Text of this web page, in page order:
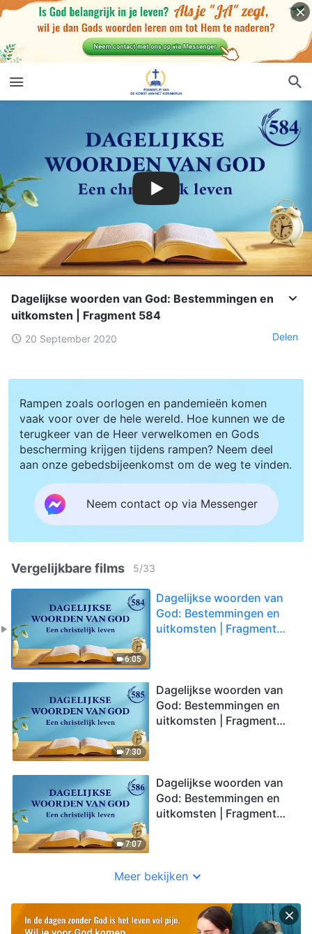
Dagelijkse woorden van God: Bestemmingen en
uitkomsten | Fragment 584
20 September 2020 Delen
Rampen zoals oorlogen en pandemieën komen
vaak voor over de hele wereld. Hoe kunnen we de
terugkeer van de Heer verwelkomen en Gods
bescherming krijgen tijdens rampen? Neem deel
aan onze gebedsbijeenkomst om de weg te vinden.
Neem contact op via Messenger
Vergelijkbare films 5/33
6:05
Dagelijkse woorden van
God: Bestemmingen en
uitkomsten | Fragment
7:30
Dagelijkse woorden van
God: Bestemmingen en
uitkomsten | Fragment
7:07
Dagelijkse woorden van
God: Bestemmingen en
uitkomsten | Fragment
Meer bekijken